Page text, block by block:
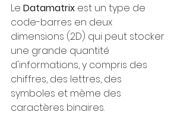
Le Datamatrix est un type de
code-barres en deux
dimensions (2D) qui peut stocker
une grande quantité
d'informations, y compris des
chiffres, des lettres, des
symboles et même des
caractères binaires.